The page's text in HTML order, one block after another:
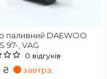
паливний DAEWOO
97-, VAG
0 відгуків
₴ завтра